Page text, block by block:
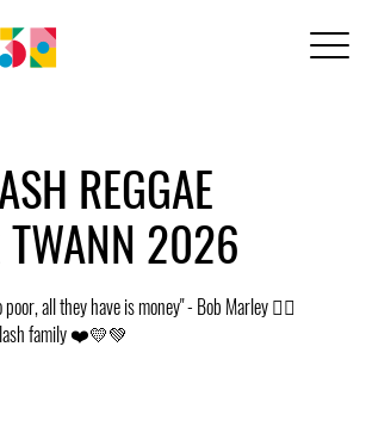
REGGAE
TWANN 2026
all they have is money" - Bob Marley ❤️‍🔥
family ❤️💛💚